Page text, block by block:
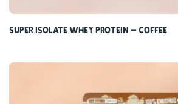
Super Isolate Whey Protein – Coffee